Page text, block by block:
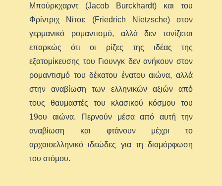
Μπούρκχαρντ (Jacob Burckhardt) και του
Φρίντριχ Νίτσε (Friedrich Nietzsche) στον
γερμανικό ρομαντισμό, αλλά δεν τονίζεται
επαρκώς ότι οι ρίζες της ιδέας της
εξατομίκευσης του Γιουνγκ δεν ανήκουν στον
ρομαντισμό του δέκατου ένατου αιώνα, αλλά
στην αναβίωση των ελληνικών αξιών από
τους θαυμαστές του κλασικού κόσμου του
19ου αιώνα. Περνούν μέσα από αυτή την
αναβίωση και φτάνουν μέχρι το
αρχαιοελληνικό ιδεώδες για τη διαμόρφωση
του ατόμου.